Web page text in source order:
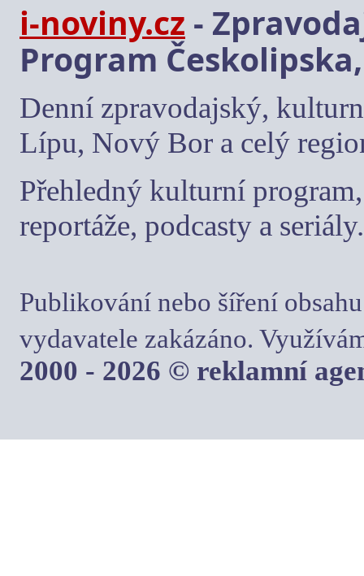
i-noviny.cz -
Program
Denní zpravodajský,
Lípu, Nový Bor a celý
Přehledný kulturní
reportáže, podcasty a seriály.
Publikování nebo šíření
vydavatele zakázáno.
2000 - 2026 © reklamní